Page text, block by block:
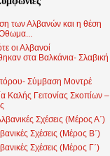
των Αλβανών και η θέση
οι Αλβανοί
στα Βαλκάνια- Σλαβική
Σύμβαση Μοντρέ
Καλής Γειτονίας Σκοπίων –
Σχέσεις (Mέρος Α΄)
Σχέσεις (Μέρος Β΄)
Σχέσεις (Μέρος Γ΄)